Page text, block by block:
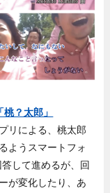
？太郎」
リによる、桃太郎
ようスマートフォ
して進めるが、回
が変化したり、あ